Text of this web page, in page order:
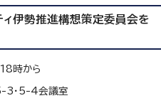
伊勢推進構想策定委員会を
時から
3・5-4会議室